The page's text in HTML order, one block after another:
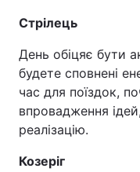
Стрілець
День обіцяє бути
будете сповнені
час для поїздок,
впровадження
реалізацію.
Козеріг